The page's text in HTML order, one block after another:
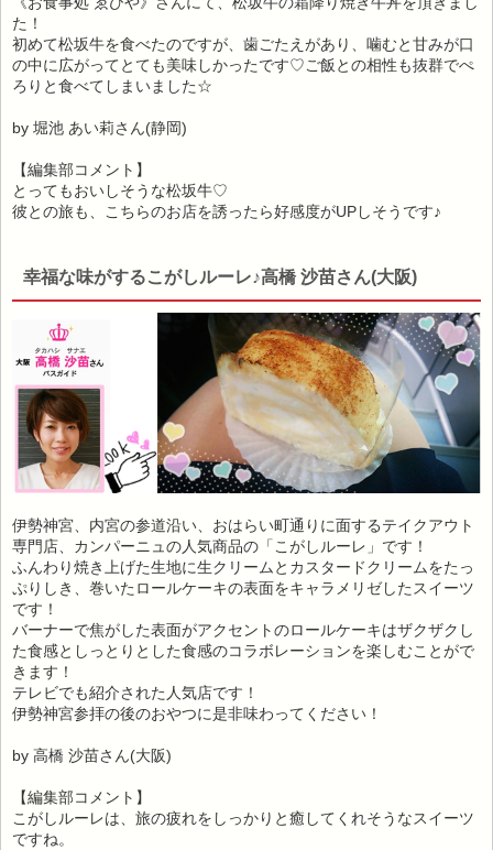
た！
初めて松坂牛を食べたのですが、歯ごたえがあり、噛むと甘みが口
の中に広がってとても美味しかったです♡ご飯との相性も抜群でぺ
ろりと食べてしまいました☆
by 堀池 あい莉さん(静岡)
【編集部コメント】
とってもおいしそうな松坂牛♡
彼との旅も、こちらのお店を誘ったら好感度がUPしそうです♪
幸福な味がするこがしルーレ♪高橋 沙苗さん(大阪)
伊勢神宮、内宮の参道沿い、おはらい町通りに面するテイクアウト
専門店、カンパーニュの人気商品の「こがしルーレ」です！
ふんわり焼き上げた生地に生クリームとカスタードクリームをたっ
ぷりしき、巻いたロールケーキの表面をキャラメリゼしたスイーツ
です！
バーナーで焦がした表面がアクセントのロールケーキはザクザクし
た食感としっとりとした食感のコラボレーションを楽しむことがで
きます！
テレビでも紹介された人気店です！
伊勢神宮参拝の後のおやつに是非味わってください！
by 高橋 沙苗さん(大阪)
【編集部コメント】
こがしルーレは、旅の疲れをしっかりと癒してくれそうなスイーツ
ですね。